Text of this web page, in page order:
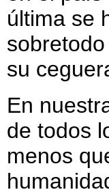
última se
su
En
de todos
menos